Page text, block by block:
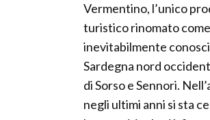
Vermentino, l’unico
turistico rinomato
inevitabilmente
Sardegna nord
di Sorso e Sennori.
negli ultimi anni si sta